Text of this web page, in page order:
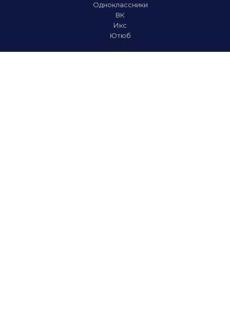
Одноклассники
ВК
Икс
Ютюб